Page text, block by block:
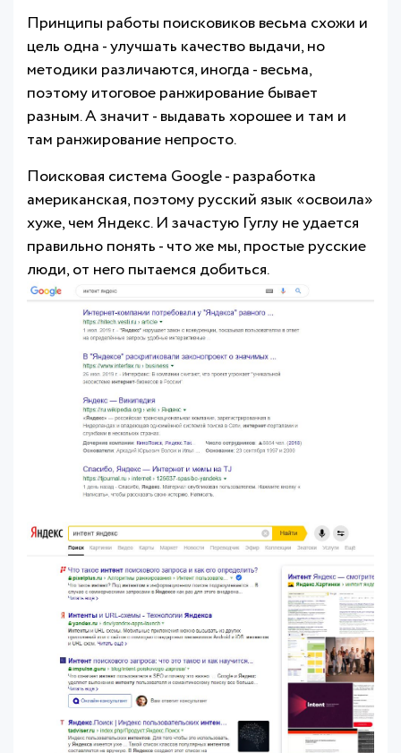
Принципы работы поисковиков весьма схожи и
цель одна - улучшать качество выдачи, но
методики различаются, иногда - весьма,
поэтому итоговое ранжирование бывает
разным. А значит - выдавать хорошее и там и
там ранжирование непросто.
Поисковая система Google - разработка
американская, поэтому русский язык «освоила»
хуже, чем Яндекс. И зачастую Гуглу не удается
правильно понять - что же мы, простые русские
люди, от него пытаемся добиться.